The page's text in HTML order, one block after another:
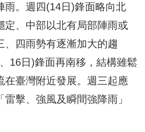
雨。週四(14日)鋒面略向北
定、中部以北有局部陣雨或
、四雨勢有逐漸加大的趨
16日)鋒面再南移，結構雖鬆
在臺灣附近發展。週三起應
擊、強風及瞬間強降雨」